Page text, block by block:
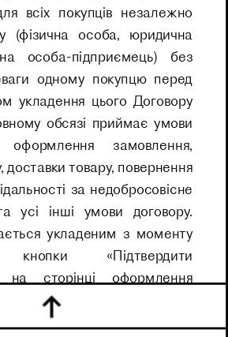
всіх покупців незалежно
(фізична особа, юридична
особа-підприємець) без
одному покупцю перед
укладення цього Договору
обсязі приймає умови
замовлення,
доставки товару, повернення
за недобросовісне
усі інші умови договору.
укладеним з моменту
кнопки «Підтвердити
на сторінці оформлення
«Кошик» і отримання
Продавця підтвердження